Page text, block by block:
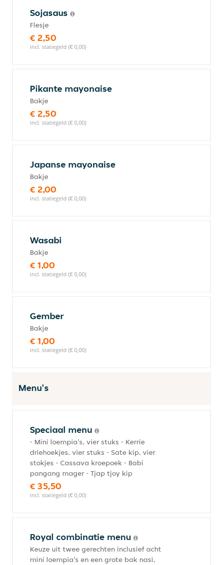
Sojasaus
Flesje
€ 2,50
incl. statiegeld (€ 0,00)
Pikante mayonaise
Bakje
€ 2,50
incl. statiegeld (€ 0,00)
Japanse mayonaise
Bakje
€ 2,00
incl. statiegeld (€ 0,00)
Wasabi
Bakje
€ 1,00
incl. statiegeld (€ 0,00)
Gember
Bakje
€ 1,00
incl. statiegeld (€ 0,00)
Menu's
Speciaal menu
- Mini loempia's, vier stuks - Kerrie
driehoekjes, vier stuks - Sate kip, vier
stokjes - Cassava kroepoek - Babi
pangang mager - Tjap tjoy kip
€ 35,50
incl. statiegeld (€ 0,00)
Royal combinatie menu
Keuze uit twee gerechten inclusief acht
mini loempia's en een grote bak nasi,